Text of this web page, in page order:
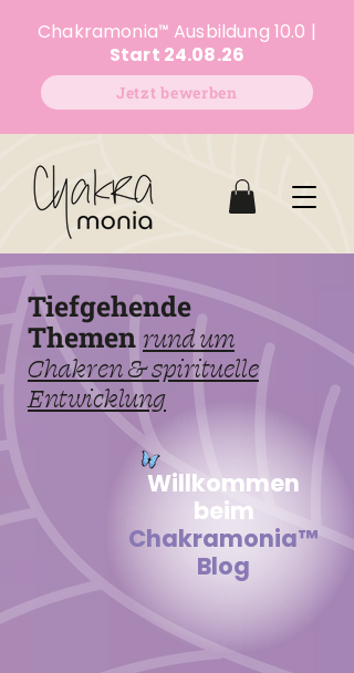
Chakramonia™ Ausbildung 10.0 |
Start 24.08.26
Jetzt bewerben
Tiefgehende
Themen rund um
Chakren & spirituelle
Entwicklung
Willkommen
beim
Chakramonia™
Blog